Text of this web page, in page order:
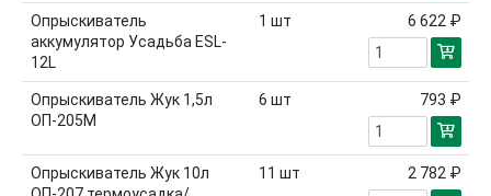
Опрыскиватель
аккумулятор Усадьба ESL-
12L
1 шт 6 622 ₽
Опрыскиватель Жук 1,5л
ОП-205М
6 шт 793 ₽
Опрыскиватель Жук 10л
11 шт 2 782 ₽